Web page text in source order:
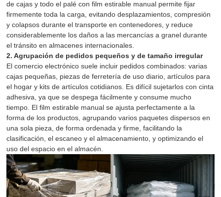
de cajas y todo el palé con film estirable manual permite fijar
firmemente toda la carga, evitando desplazamientos, compresión
y colapsos durante el transporte en contenedores, y reduce
considerablemente los daños a las mercancías a granel durante
el tránsito en almacenes internacionales.
2. Agrupación de pedidos pequeños y de tamaño irregular
El comercio electrónico suele incluir pedidos combinados: varias
cajas pequeñas, piezas de ferretería de uso diario, artículos para
el hogar y kits de artículos cotidianos. Es difícil sujetarlos con cinta
adhesiva, ya que se despega fácilmente y consume mucho
tiempo. El film estirable manual se ajusta perfectamente a la
forma de los productos, agrupando varios paquetes dispersos en
una sola pieza, de forma ordenada y firme, facilitando la
clasificación, el escaneo y el almacenamiento, y optimizando el
uso del espacio en el almacén.